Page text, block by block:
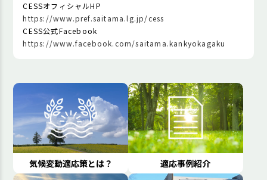
CESSオフィシャルHP
https://www.pref.saitama.lg.jp/cess
CESS公式Facebook
https://www.facebook.com/saitama.kankyokagaku
気候変動適応策とは？ 適応事例紹介